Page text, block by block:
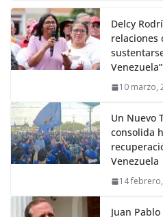
Delcy
relaciones
Venezuela”
10 marzo,
Un Nuevo
consolida
Venezuela
14
Juan